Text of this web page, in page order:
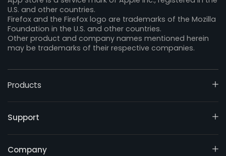
U.S. and other countries.
Firefox and the Firefox logo are trademarks of the Mozilla
Foundation in the U.S. and other countries.
Other product and company names mentioned herein
may be trademarks of their respective companies.
Products
Support
Company